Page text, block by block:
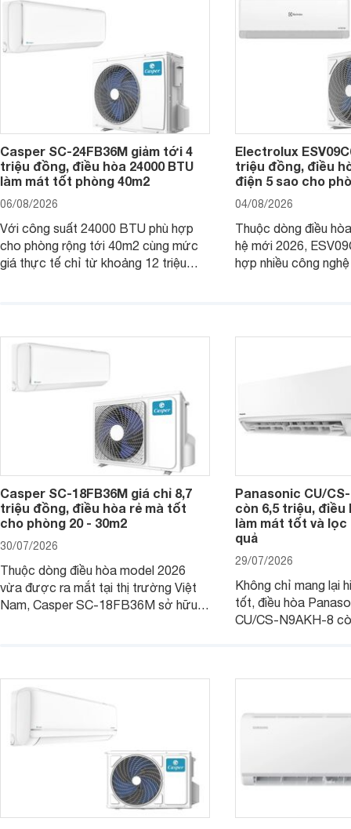
Casper SC-24FB36M giảm tới 4
triệu đồng, điều hòa 24000 BTU
làm mát tốt phòng 40m2
06/08/2026
Với công suất 24000 BTU phù hợp
cho phòng rộng tới 40m2 cùng mức
giá thực tế chỉ từ khoảng 12 triệu
Electrolux
triệu đồng, điều
điện 5 sao cho
04/08/2026
Thuộc dòng điều
hệ mới 2026,
hợp nhiều công
Casper SC-18FB36M giá chỉ 8,7
triệu đồng, điều hòa rẻ mà tốt
cho phòng 20 - 30m2
30/07/2026
Thuộc dòng điều hòa model 2026
vừa được ra mắt tại thị trường Việt
Nam, Casper SC-18FB36M sở hữu
nhiều tính năng và công nghệ hiện đại.
Panasonic CU/
còn 6,5 triệu, điều
làm mát tốt và lọc
quả
29/07/2026
Không chỉ mang lại
tốt, điều hòa
CU/CS-N9AKH-8